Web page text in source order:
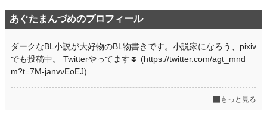
あぐたまんづめのプロフィール
ダークなBL小説が大好物のBL物書きです。小説家になろう、pixiv
でも投稿中。 Twitterやってます⏬ (https://twitter.com/agt_mnd
m?t=7M-janvvEoEJ)
もっと見る